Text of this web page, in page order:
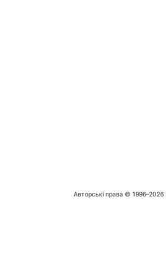
Авторські права © 1996–2026